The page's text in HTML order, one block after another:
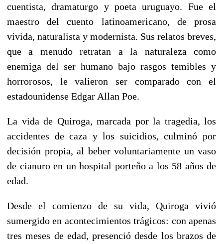
cuentista, dramaturgo y poetauruguayo. Fue el
maestro delcuento latinoamericano, de prosa
vívida, naturalista y modernista. Sus relatos breves,
que a menudo retratan a la naturaleza como
enemiga del ser humano bajo rasgos temibles y
horrorosos, le valieron ser comparado con el
estadounidense Edgar Allan Poe.
La vida de Quiroga, marcada por la tragedia, los
accidentes de caza y los suicidios, culminó por
decisión propia, al beber voluntariamente un vaso
de cianuroen un hospital porteñoa los 58 años de
edad.
Desde el comienzo de su vida, Quiroga vivió
sumergido en acontecimientos trágicos: con apenas
tres meses de edad, presenció desde los brazos de